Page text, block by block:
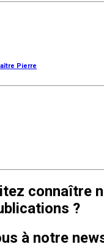
Pierre
connaître
?
à notre